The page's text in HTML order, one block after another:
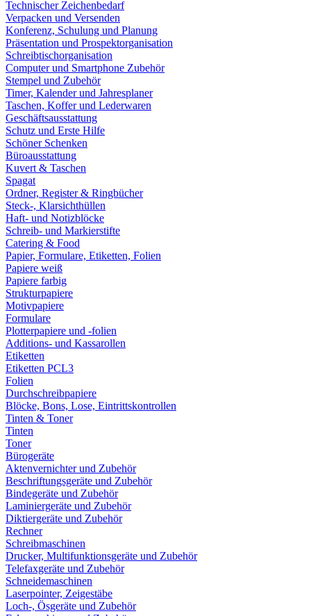
Technischer Zeichenbedarf
Verpacken und Versenden
Konferenz, Schulung und Planung
Präsentation und Prospektorganisation
Schreibtischorganisation
Computer und Smartphone Zubehör
Stempel und Zubehör
Timer, Kalender und Jahresplaner
Taschen, Koffer und Lederwaren
Geschäftsausstattung
Schutz und Erste Hilfe
Schöner Schenken
Büroausstattung
Kuvert & Taschen
Spagat
Ordner, Register & Ringbücher
Steck-, Klarsichthüllen
Haft- und Notizblöcke
Schreib- und Markierstifte
Catering & Food
Papier, Formulare, Etiketten, Folien
Papiere weiß
Papiere farbig
Strukturpapiere
Motivpapiere
Formulare
Plotterpapiere und -folien
Additions- und Kassarollen
Etiketten
Etiketten PCL3
Folien
Durchschreibpapiere
Blöcke, Bons, Lose, Eintrittskontrollen
Tinten & Toner
Tinten
Toner
Bürogeräte
Aktenvernichter und Zubehör
Beschriftungsgeräte und Zubehör
Bindegeräte und Zubehör
Laminiergeräte und Zubehör
Diktiergeräte und Zubehör
Rechner
Schreibmaschinen
Drucker, Multifunktionsgeräte und Zubehör
Telefaxgeräte und Zubehör
Schneidemaschinen
Laserpointer, Zeigestäbe
Loch-, Ösgeräte und Zubehör